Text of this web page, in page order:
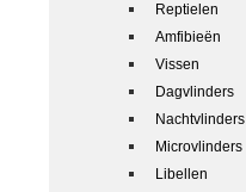
Reptielen
Amfibieën
Vissen
Dagvlinders
Nachtvlinders
Microvlinders
Libellen